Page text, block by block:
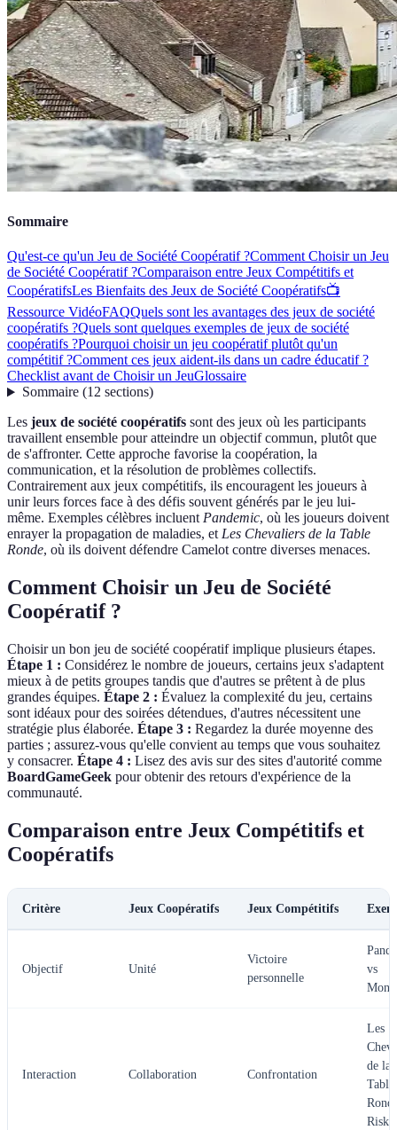
Sommaire
Qu'est-ce qu'un Jeu de Société Coopératif ?Comment Choisir un Jeu
de Société Coopératif ?Comparaison entre Jeux Compétitifs et
CoopératifsLes Bienfaits des Jeux de Société Coopératifs📺
Ressource VidéoFAQQuels sont les avantages des jeux de société
coopératifs ?Quels sont quelques exemples de jeux de société
coopératifs ?Pourquoi choisir un jeu coopératif plutôt qu'un
compétitif ?Comment ces jeux aident-ils dans un cadre éducatif ?
Checklist avant de Choisir un JeuGlossaire
Sommaire(12 sections)
Les jeux de société coopératifs sont des jeux où les participants
travaillent ensemble pour atteindre un objectif commun, plutôt que
de s'affronter. Cette approche favorise la coopération, la
communication, et la résolution de problèmes collectifs.
Contrairement aux jeux compétitifs, ils encouragent les joueurs à
unir leurs forces face à des défis souvent générés par le jeu lui-
même. Exemples célèbres incluentPandemic, où les joueurs doivent
enrayer la propagation de maladies, etLes Chevaliers de la Table
Ronde, où ils doivent défendre Camelot contre diverses menaces.
Comment Choisir un Jeu de Société
Coopératif ?
Choisir un bon jeu de société coopératif implique plusieurs étapes.
Étape 1 : Considérez le nombre de joueurs, certains jeux s'adaptent
mieux à de petits groupes tandis que d'autres se prêtent à de plus
grandes équipes. Étape 2 : Évaluez la complexité du jeu, certains
sont idéaux pour des soirées détendues, d'autres nécessitent une
stratégie plus élaborée. Étape 3 : Regardez la durée moyenne des
parties ; assurez-vous qu'elle convient au temps que vous souhaitez
y consacrer. Étape 4 : Lisez des avis sur des sites d'autorité comme
BoardGameGeek pour obtenir des retours d'expérience de la
communauté.
Comparaison entre Jeux Compétitifs et
Coopératifs
Critère Jeux Coopératifs Jeux Compétitifs
Objectif Unité
Victoire
personnelle
vs
Interaction Collaboration Confrontation
Les
de la
Table
Risk